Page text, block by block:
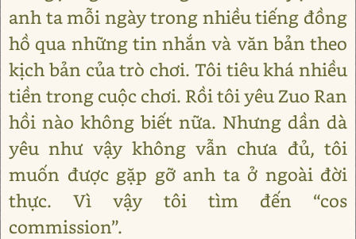
anh ta mỗi ngày trong nhiều tiếng đồng
hồ qua những tin nhắn và văn bản theo
kịch bản của trò chơi. Tôi tiêu khá nhiều
tiền trong cuộc chơi. Rồi tôi yêu Zuo Ran
hồi nào không biết nữa. Nhưng dần dà
yêu như vậy không vẫn chưa đủ, tôi
muốn được gặp gỡ anh ta ở ngoài đời
thực. Vì vậy tôi tìm đến “cos
commission”.